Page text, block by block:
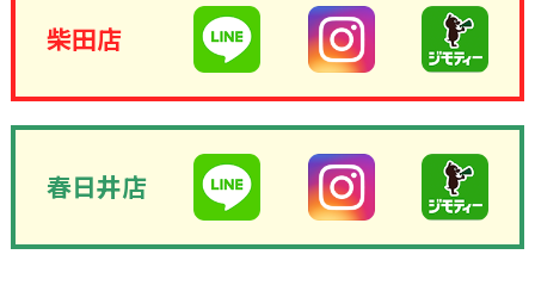
柴田店
春日井店